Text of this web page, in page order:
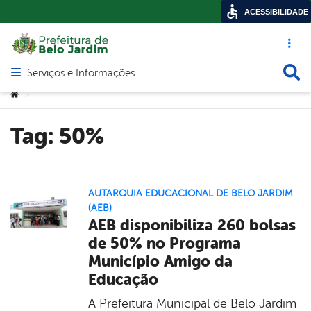
Acesso
Abrir menu principal de navegação
Serviços e Informações
Você está aqui:
>
Tag: 50%
AUTARQUIA EDUCACIONAL DE BELO JARDIM
(AEB)
AEB disponibiliza 260 bolsas
de 50% no Programa
Município Amigo da
Educação
A Prefeitura Municipal de Belo Jardim
ACESSIBILIDADE